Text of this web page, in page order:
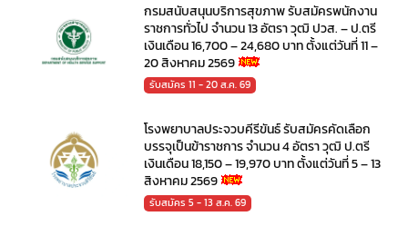
กรมสนับสนุนบริการสุขภาพ รับสมัครพนักงาน
ราชการทั่วไป จำนวน 13 อัตรา วุฒิ ปวส. – ป.ตรี
เงินเดือน 16,700 – 24,680 บาท ตั้งแต่วันที่ 11 –
20 สิงหาคม 2569
รับสมัคร 11 - 20 ส.ค. 69
โรงพยาบาลประจวบคีรีขันธ์ รับสมัครคัดเลือก
บรรจุเป็นข้าราชการ จำนวน 4 อัตรา วุฒิ ป.ตรี
เงินเดือน 18,150 – 19,970 บาท ตั้งแต่วันที่ 5 – 13
สิงหาคม 2569
รับสมัคร 5 - 13 ส.ค. 69